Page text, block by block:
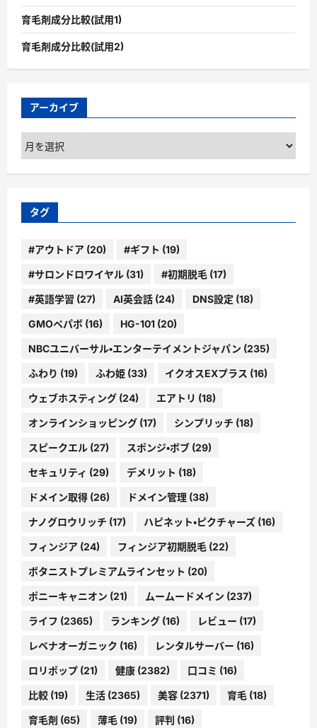
育毛剤成分比較(試用1)
育毛剤成分比較(試用2)
アーカイブ
ア
ー
カ
ブ
タグ
#アウトドア (20) #ギフト (19)
#サロンドロワイヤル (31) #初期脱毛 (17)
#英語学習 (27) AI英会話 (24) DNS設定 (18)
GMOペパボ (16) HG-101 (20)
NBCユニバーサル・エンターテイメントジャパン (235)
ふわり (19) ふわ姫 (33) イクオスEXプラス (16)
ウェブホスティング (24) エアトリ (18)
オンラインショッピング (17) シンプリッチ (18)
スピークエル (27) スポンジ・ボブ (29)
セキュリティ (29) デメリット (18)
ドメイン取得 (26) ドメイン管理 (38)
ナノグロウリッチ (17) ハピネット・ピクチャーズ (16)
フィンジア (24) フィンジア初期脱毛 (22)
ボタニストプレミアムラインセット (20)
ポニーキャニオン (21) ムームードメイン (237)
ライフ (2365) ランキング (16) レビュー (17)
レベナオーガニック (16) レンタルサーバー (16)
ロリポップ (21) 健康 (2382) 口コミ (16)
比較 (19) 生活 (2365) 美容 (2371) 育毛 (18)
育毛剤 (65) 薄毛 (19) 評判 (16)